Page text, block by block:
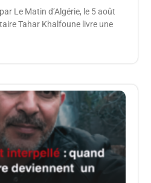
Le Matin d’Algérie, le 5 août
Tahar Khalfoune livre une